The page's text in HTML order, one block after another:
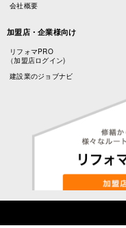
会社概要
加盟店・企業様向け
リフォマPRO
（加盟店ログイン)
建設業のジョブナビ